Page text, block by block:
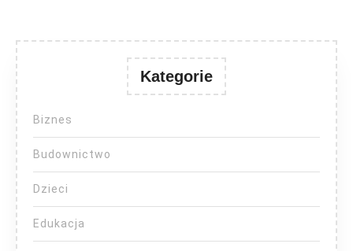
Kategorie
Biznes
Budownictwo
Dzieci
Edukacja